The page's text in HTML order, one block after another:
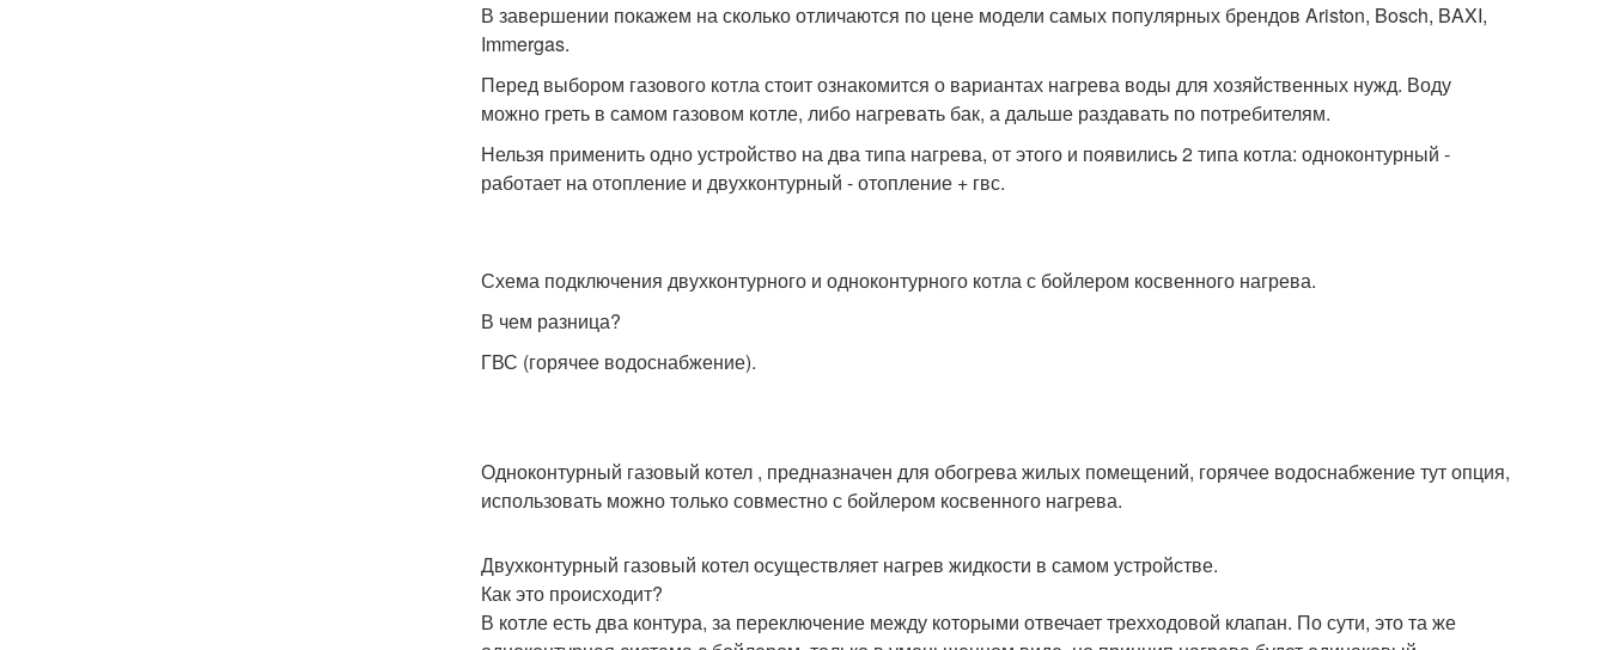
В завершении покажем на сколько отличаются по цене модели самых популярных брендов Ariston, Bosch, BAXI,
Immergas.
Перед выбором газового котла стоит ознакомится о вариантах нагрева воды для хозяйственных нужд. Воду
можно греть в самом газовом котле, либо нагревать бак, а дальше раздавать по потребителям.
Нельзя применить одно устройство на два типа нагрева, от этого и появились 2 типа котла: одноконтурный -
работает на отопление и двухконтурный - отопление + гвс.
Схема подключения двухконтурного и одноконтурного котла с бойлером косвенного нагрева.
В чем разница?
ГВС (горячее водоснабжение).
Одноконтурный газовый котел , предназначен для обогрева жилых помещений, горячее водоснабжение тут опция,
использовать можно только совместно с бойлером косвенного нагрева.
Двухконтурный газовый котел осуществляет нагрев жидкости в самом устройстве.
Как это происходит?
В котле есть два контура, за переключение между которыми отвечает трехходовой клапан. По сути, это та же